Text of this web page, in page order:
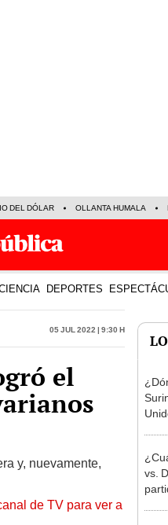
DEL DÓLAR OLLANTA HUMALA
DEPORTES
05 Jul 2022 | 9:30 h
el
y, nuevamente,
de TV para ver a
vs.